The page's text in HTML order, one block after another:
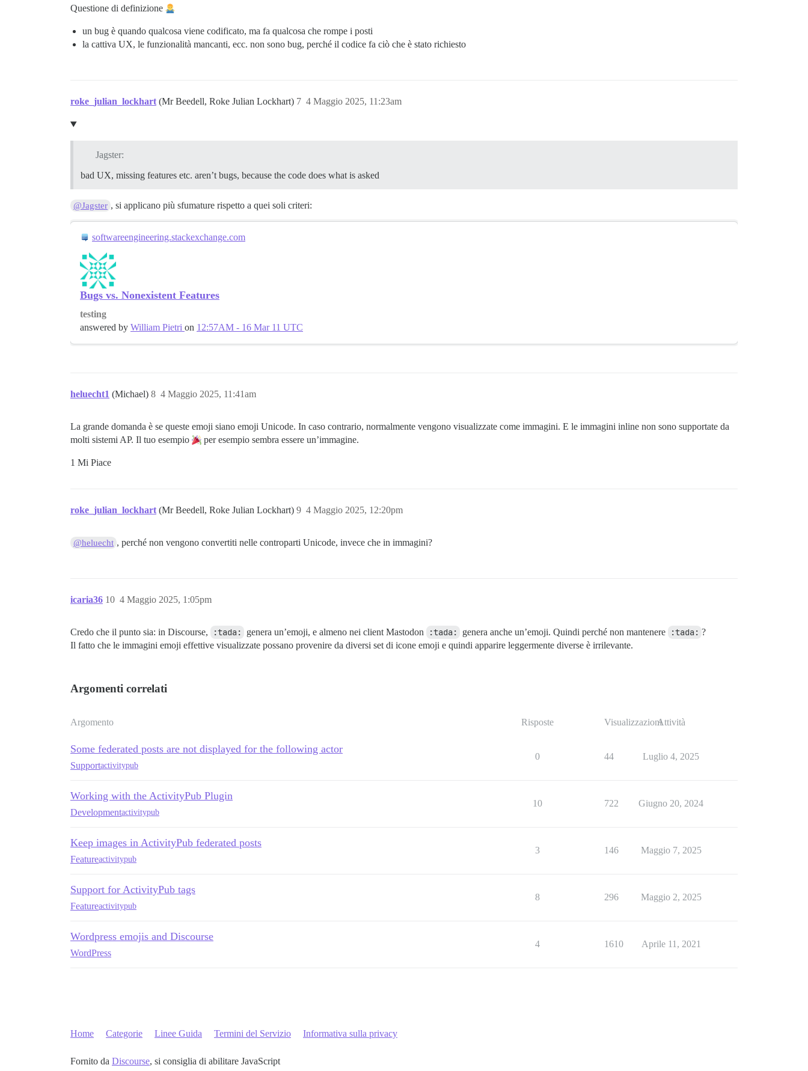
Questione di definizione
un bug è quando qualcosa viene codificato, ma fa qualcosa che rompe i posti
la cattiva UX, le funzionalità mancanti, ecc. non sono bug, perché il codice fa ciò che è stato richiesto
roke_julian_lockhart (Mr Beedell, Roke Julian Lockhart) 4 Maggio 2025, 11:23am
7
Jagster:
bad UX, missing features etc. aren’t bugs, because the code does what is asked
@Jagster , si applicano più sfumature rispetto a quei soli criteri:
softwareengineering.stackexchange.com
Bugs vs. Nonexistent Features
testing
answered by William Pietri on 12:57AM - 16 Mar 11 UTC
heluecht1 (Michael) 4 Maggio 2025, 11:41am
8
La grande domanda è se queste emoji siano emoji Unicode. In caso contrario, normalmente vengono visualizzate come immagini. E le immagini inline non sono supportate da
molti sistemi AP. Il tuo esempio
per esempio sembra essere un’immagine.
1 Mi Piace
roke_julian_lockhart (Mr Beedell, Roke Julian Lockhart) 4 Maggio 2025, 12:20pm
9
@heluecht , perché non vengono convertiti nelle controparti Unicode, invece che in immagini?
icaria36 4 Maggio 2025, 1:05pm
10
Credo che il punto sia: in Discourse, :tada: genera un’emoji, e almeno nei client Mastodon :tada: genera anche un’emoji. Quindi perché non mantenere :tada: ?
Il fatto che le immagini emoji effettive visualizzate possano provenire da diversi set di icone emoji e quindi apparire leggermente diverse è irrilevante.
Argomenti correlati
Argomento Risposte VisualizzazioniAttività
Some federated posts are not displayed for the following actor
Supportactivitypub
0 44 Luglio 4, 2025
Working with the ActivityPub Plugin
Developmentactivitypub
10 722 Giugno 20, 2024
Keep images in ActivityPub federated posts
Featureactivitypub
3 146 Maggio 7, 2025
Support for ActivityPub tags
Featureactivitypub
8 296 Maggio 2, 2025
Wordpress emojis and Discourse
WordPress
4 1610 Aprile 11, 2021
Home Categorie Linee Guida Termini del Servizio Informativa sulla privacy
Fornito da Discourse, si consiglia di abilitare JavaScript